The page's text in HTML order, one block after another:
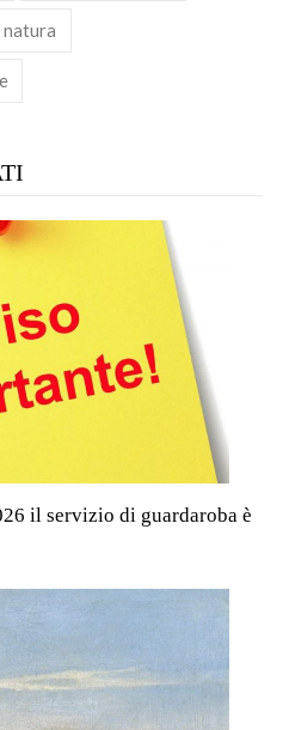
natura
il servizio di guardaroba è